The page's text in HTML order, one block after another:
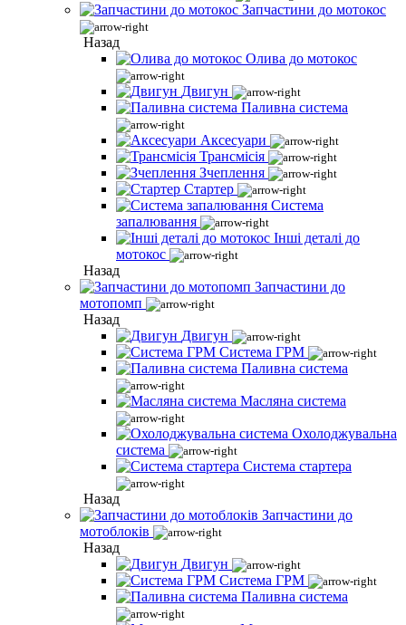
Запчастини до мотокос
Назад
Олива до мотокос
Двигун
Паливна система
Аксесуари
Трансмісія
Зчеплення
Стартер
Система
запалювання
Інші деталі до
мотокос
Назад
Запчастини до
мотопомп
Назад
Двигун
Система ГРМ
Паливна система
Масляна система
Охолоджувальна
система
Система стартера
Назад
Запчастини до
мотоблоків
Назад
Двигун
Система ГРМ
Паливна система